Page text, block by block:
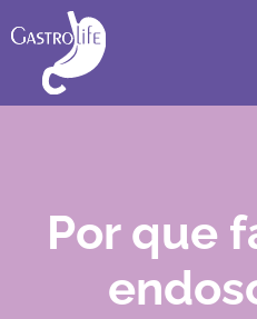
Por que